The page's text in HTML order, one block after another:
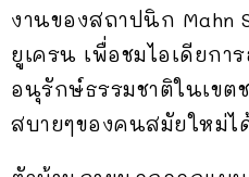
งานของสถาปนิก Mahn
ยูเครน เพื่อชมไอเดียก
อนุรักษ์ธรรมชาติในเขต
สบายๆของคนสมัยใหม่ไ